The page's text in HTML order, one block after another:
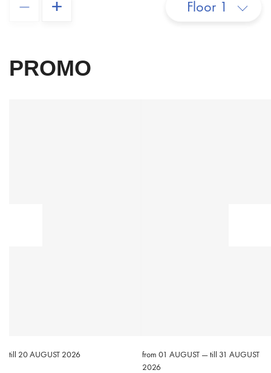
+ Floor 1
PROMO
till 20 AUGUST 2026
from 01 AUGUST — till 31 AUGUST
2026